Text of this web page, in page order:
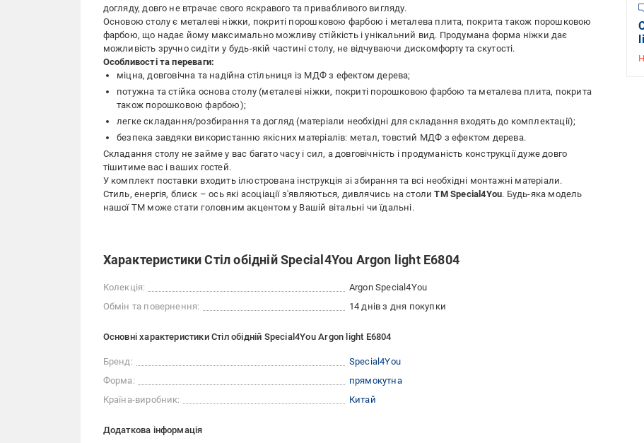
догляду, довго не втрачає свого яскравого та привабливого вигляду.
Основою столу є металеві ніжки, покриті порошковою фарбою і металева плита, покрита також порошковою
фарбою, що надає йому максимально можливу стійкість і унікальний вид. Продумана форма ніжки дає
можливість зручно сидіти у будь-якій частині столу, не відчуваючи дискомфорту та скутості.
Особливості та переваги:
міцна, довговічна та надійна стільниця із МДФ з ефектом дерева;
потужна та стійка основа столу (металеві ніжки, покриті порошковою фарбою та металева плита, покрита
також порошковою фарбою);
легке складання/розбирання та догляд (матеріали необхідні для складання входять до комплектації);
безпека завдяки використанню якісних матеріалів: метал, товстий МДФ з ефектом дерева.
Складання столу не займе у вас багато часу і сил, а довговічність і продуманість конструкції дуже довго
тішитиме вас і ваших гостей.
У комплект поставки входить ілюстрована інструкція зі збирання та всі необхідні монтажні матеріали.
Стиль, енергія, блиск – ось які асоціації з'являються, дивлячись на столиТМ Special4You. Будь-яка модель
нашої ТМ може стати головним акцентом у Вашій вітальні чи їдальні.
Характеристики Стіл обідній Special4You Argon light E6804
Колекція:
Argon Special4You
Обмін та повернення:
14 днів з дня покупки
Основні характеристики Стіл обідній Special4You Argon light E6804
Бренд:
Special4You
Форма:
прямокутна
Країна-виробник:
Китай
Додаткова інформація